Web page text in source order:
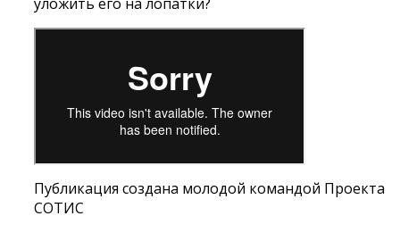
Публикация создана молодой командой Проекта
СОТИС